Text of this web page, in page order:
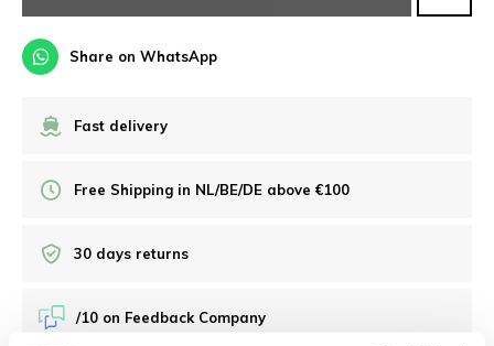
Share on WhatsApp
Fast delivery
Free Shipping in NL/BE/DE above €100
30 days returns
/10 on Feedback Company